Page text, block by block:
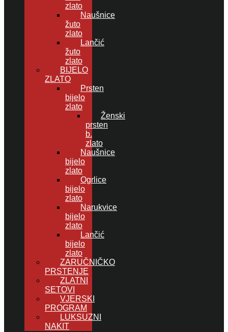
zlato
Naušnice
žuto
zlato
Lančić
žuto
zlato
BIJELO
ZLATO
Prsten
bijelo
zlato
Ženski
prsten
b.
zlato
Naušnice
bijelo
zlato
Ogrlice
bijelo
zlato
Narukvice
bijelo
zlato
Lančić
bijelo
zlato
ZARUČNIČKO
PRSTENJE
ZLATNI
SETOVI
VJERSKI
PROGRAM
LUKSUZNI
NAKIT